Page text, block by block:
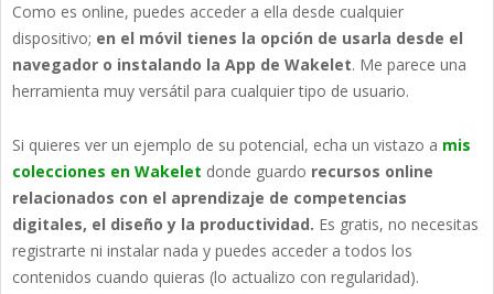
Como es online, puedes acceder a ella desde cualquier
dispositivo; en el móvil tienes la opción de usarla desde el
navegador o instalando la App de Wakelet. Me parece una
herramienta muy versátil para cualquier tipo de usuario.
Si quieres ver un ejemplo de su potencial, echa un vistazo a mis
colecciones en Wakelet donde guardo recursos online
relacionados con el aprendizaje de competencias
digitales, el diseño y la productividad. Es gratis, no necesitas
registrarte ni instalar nada y puedes acceder a todos los
contenidos cuando quieras (lo actualizo con regularidad).